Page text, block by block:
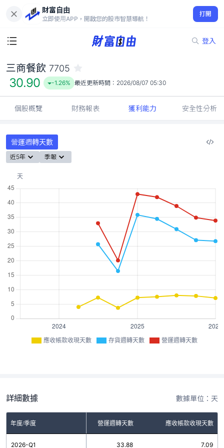
財富自由
立即使用APP，開啟您的股市智慧導航！
打開
登入
30.90
-1.26%
三商餐飲 7705
30.90 -1.26% 最近更新時間： 2026/08/07 05:30
個股概覽 財務報表 獲利能力 安全性分析
營運週轉天數
近5年 季報
應收帳款收現天數 存貨週轉天數 營運週轉天數
詳細數據 數據單位：天
年度/季度
存貨週轉天數 營運週轉天數 應收帳款收現天數
2026-Q1 33.88 7.09